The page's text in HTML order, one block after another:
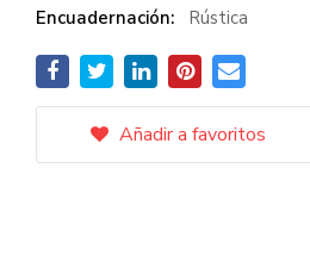
Encuadernación:
Rústica
Añadir a favoritos